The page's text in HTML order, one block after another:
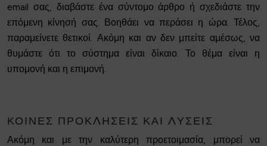
email σας, διαβάστε ένα σύντομο άρθρο ή σχεδιάστε την
επόμενη κίνησή σας. Βοηθάει να περάσει η ώρα. Τέλος,
παραμείνετε θετικοί. Ακόμη και αν δεν μπείτε αμέσως, να
θυμάστε ότι το σύστημα είναι δίκαιο. Το θέμα είναι η
υπομονή και η επιμονή.
ΚΟΙΝΈΣ ΠΡΟΚΛΉΣΕΙΣ ΚΑΙ ΛΎΣΕΙΣ
Ακόμη και με την καλύτερη προετοιμασία, μπορεί να